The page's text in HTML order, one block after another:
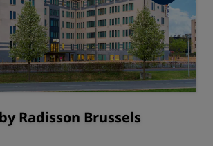
Radisson Brussels